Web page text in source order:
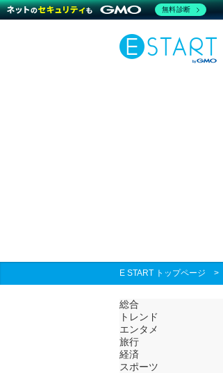
E START トップページ >
総合
トレンド
エンタメ
旅行
経済
スポーツ
無料診断